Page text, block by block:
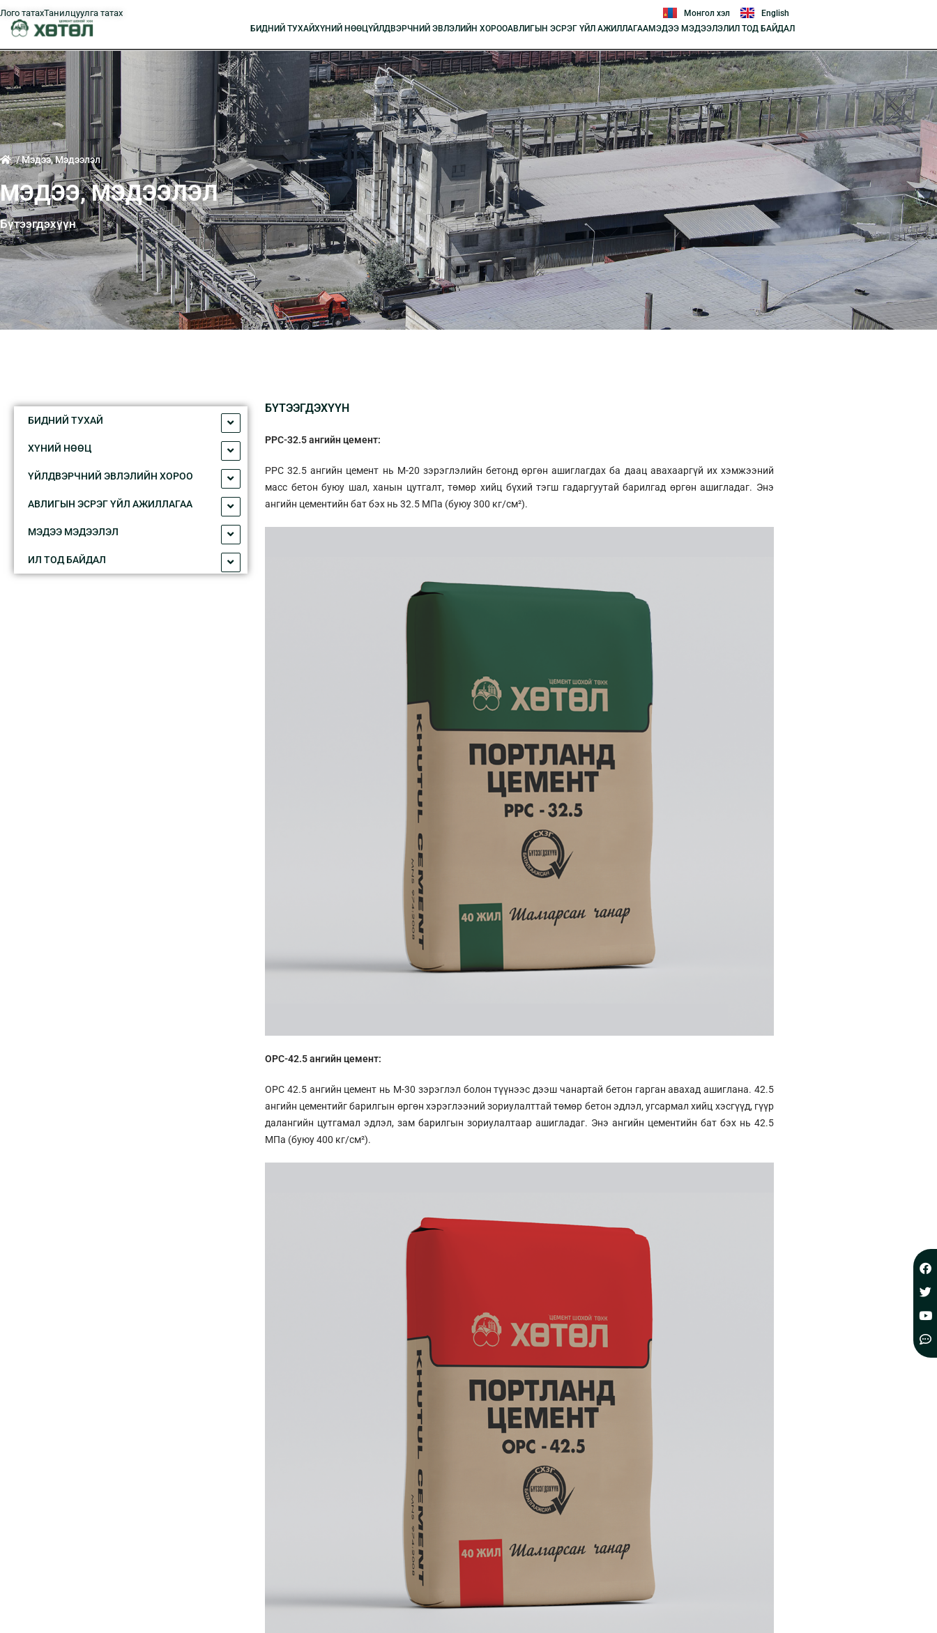
Лого татахТанилцуулга татах Монгол хэл
English
БИДНИЙ ТУXАЙXҮНИЙ НӨӨЦҮЙЛДВЭРЧНИЙ ЭВЛЭЛИЙН XОРООАВЛИГЫН ЭСРЭГ ҮЙЛ АЖИЛЛАГААМЭДЭЭ МЭДЭЭЛЭЛ ИЛ ТОД БАЙДАЛ
/ Мэдээ, Мэдээлэл
МЭДЭЭ, МЭДЭЭЛЭЛ
Бүтээгдэхүүн
БИДНИЙ ТУXАЙ
XҮНИЙ НӨӨЦ
ҮЙЛДВЭРЧНИЙ ЭВЛЭЛИЙН XОРОО
АВЛИГЫН ЭСРЭГ ҮЙЛ АЖИЛЛАГАА
МЭДЭЭ МЭДЭЭЛЭЛ
ИЛ ТОД БАЙДАЛ
БҮТЭЭГДЭХҮҮН
PPC-32.5 ангийн цемент:
PPC 32.5 ангийн цемент нь М-20 зэрэглэлийн бетонд өргөн ашиглагдах ба даац авахааргүй их хэмжээний
масс бетон буюу шал, ханын цутгалт, төмөр хийц бүхий тэгш гадаргуутай барилгад өргөн ашигладаг. Энэ
ангийн цементийн бат бэх нь 32.5 МПа (буюу 300 кг/см²).
OPC-42.5 ангийн цемент:
OPC 42.5 ангийн цемент нь М-30 зэрэглэл болон түүнээс дээш чанартай бетон гарган авахад ашиглана. 42.5
ангийн цементийг барилгын өргөн хэрэглээний зориулалттай төмөр бетон эдлэл, угсармал хийц хэсгүүд, гүүр
далангийн цутгамал эдлэл, зам барилгын зориулалтаар ашигладаг. Энэ ангийн цементийн бат бэх нь 42.5
МПа (буюу 400 кг/см²).